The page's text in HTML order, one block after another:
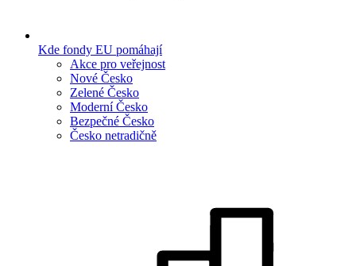
Kde fondy EU pomáhají
Akce pro veřejnost
Nové Česko
Zelené Česko
Moderní Česko
Bezpečné Česko
Česko netradičně